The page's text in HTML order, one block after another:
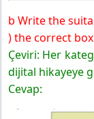
b Write the
) the correct
Çeviri: Her
dijital hikayeye
Cevap: